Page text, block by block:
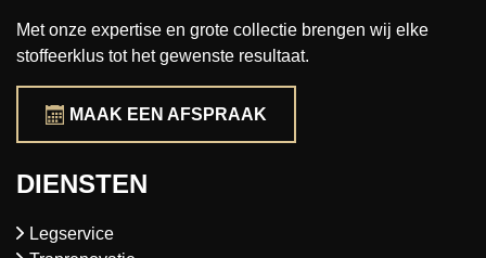
Met onze expertise en grote collectie brengen wij elke
stoffeerklus tot het gewenste resultaat.
MAAK EEN AFSPRAAK
DIENSTEN
Legservice